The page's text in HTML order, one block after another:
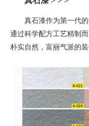
真石漆作为第一代
通过科学配方工艺精制
朴实自然，富丽气派的装